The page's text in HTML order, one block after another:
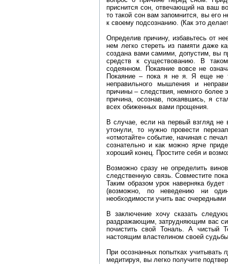
приснится сон, отвечающий на ваш
то такой сон вам запомнится, вы его
к своему подсознанию. (Как это
Определив причину, избавьтесь от
нем легко стереть из памяти даже
создана вами самими, допустим, вы
средств к существованию. В
содеянном. Покаяние вовсе не
Покаяние – пока я не я. Я еще не
неправильного мышления и
причины – следствия, немного более
причина, осознав, покаявшись, я
всех обиженных вами прощения.
В случае, если на первый взгляд не
утонули, то нужно провести
«отмотайте» событие, начиная с
сознательно и как можно ярче
хороший конец. Простите себя и
Возможно сразу не определить
следственную связь. Совместите
Таким образом урок наверняка
(возможно, по неведению ни
необходимости учить вас
В заключение хочу сказать
раздражающим, затрудняющим вас
почистить свой Тональ. А чистый
настоящим властелином своей
При осознанных попытках учитывать
медитируя, вы легко получите